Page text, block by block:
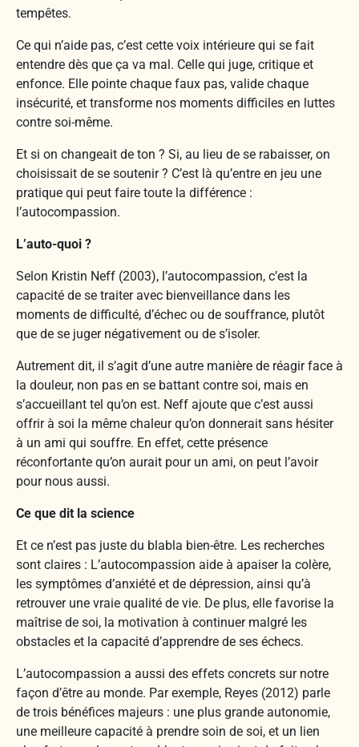
tempêtes.
Ce qui n’aide pas, c’est cette voix intérieure qui se fait
entendre dès que ça va mal. Celle qui juge, critique et
enfonce. Elle pointe chaque faux pas, valide chaque
insécurité, et transforme nos moments difficiles en luttes
contre soi-même.
Et si on changeait de ton ? Si, au lieu de se rabaisser, on
choisissait de se soutenir ? C’est là qu’entre en jeu une
pratique qui peut faire toute la différence :
l’autocompassion.
L’auto-quoi ?
Selon Kristin Neff (2003), l’autocompassion, c’est la
capacité de se traiter avec bienveillance dans les
moments de difficulté, d’échec ou de souffrance, plutôt
que de se juger négativement ou de s’isoler.
Autrement dit, il s’agit d’une autre manière de réagir face à
la douleur, non pas en se battant contre soi, mais en
s’accueillant tel qu’on est. Neff ajoute que c’est aussi
offrir à soi la même chaleur qu’on donnerait sans hésiter
à un ami qui souffre. En effet, cette présence
réconfortante qu’on aurait pour un ami, on peut l’avoir
pour nous aussi.
Ce que dit la science
Et ce n’est pas juste du blabla bien-être. Les recherches
sont claires : L’autocompassion aide à apaiser la colère,
les symptômes d’anxiété et de dépression, ainsi qu’à
retrouver une vraie qualité de vie. De plus, elle favorise la
maîtrise de soi, la motivation à continuer malgré les
obstacles et la capacité d’apprendre de ses échecs.
L’autocompassion a aussi des effets concrets sur notre
façon d’être au monde. Par exemple, Reyes (2012) parle
de trois bénéfices majeurs : une plus grande autonomie,
une meilleure capacité à prendre soin de soi, et un lien